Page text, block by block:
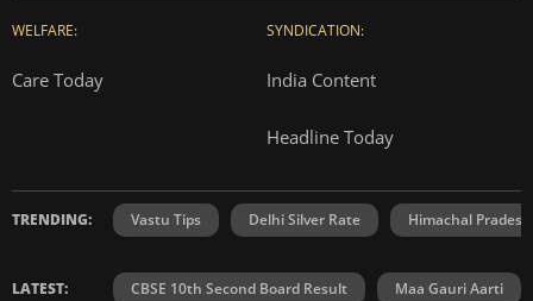
WELFARE:
Care Today
SYNDICATION:
India Content
Headline Today
TRENDING: Vastu Tips Delhi Silver Rate Himachal
LATEST: CBSE 10th Second Board Result Maa Gauri Aarti